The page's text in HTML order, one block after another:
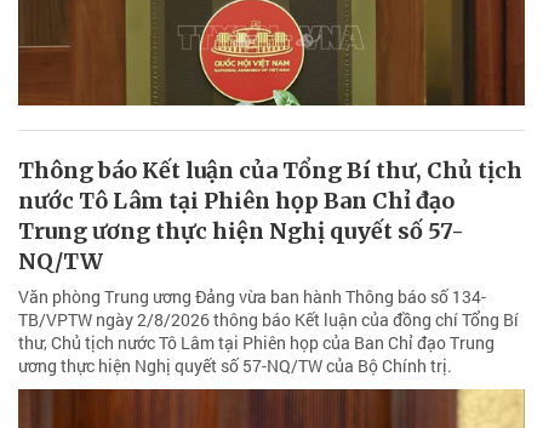
Thông báo Kết luận của Tổng Bí thư, Chủ tịch
nước Tô Lâm tại Phiên họp Ban Chỉ đạo
Trung ương thực hiện Nghị quyết số 57-
NQ/TW
Văn phòng Trung ương Đảng vừa ban hành Thông báo số 134-
TB/VPTW ngày 2/8/2026 thông báo Kết luận của đồng chí Tổng Bí
thư, Chủ tịch nước Tô Lâm tại Phiên họp của Ban Chỉ đạo Trung
ương thực hiện Nghị quyết số 57-NQ/TW của Bộ Chính trị.